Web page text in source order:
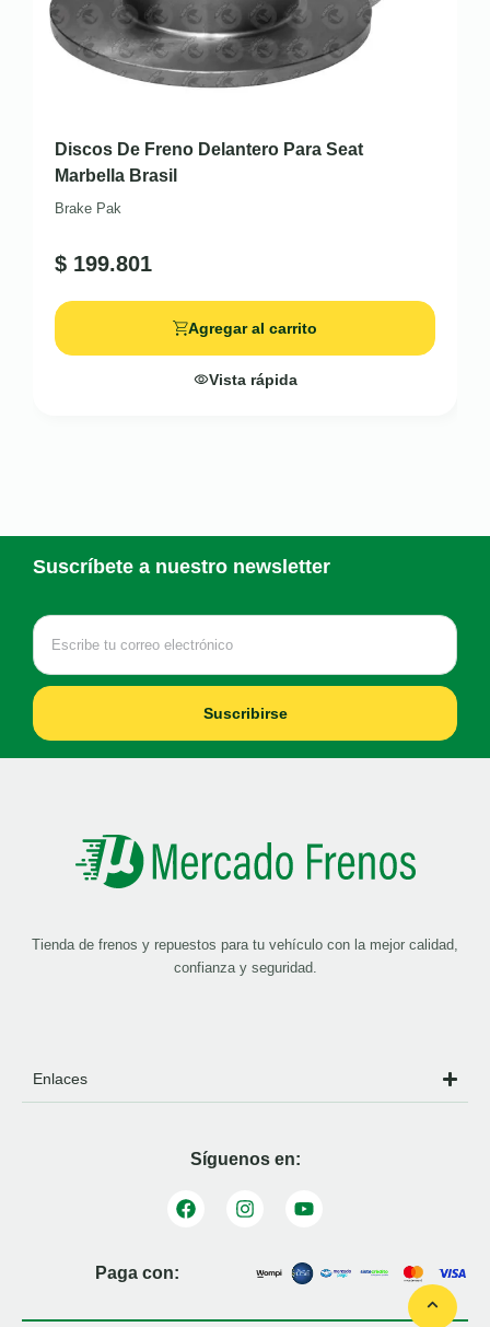
Discos De Freno Delantero Para Seat
Marbella Brasil
Brake Pak
$ 199.801
Agregar al carrito
Vista rápida
Suscríbete a nuestro newsletter
Suscribirse
Tienda de frenos y repuestos para tu vehículo con la mejor calidad,
confianza y seguridad.
Enlaces
Síguenos en:
Paga con: